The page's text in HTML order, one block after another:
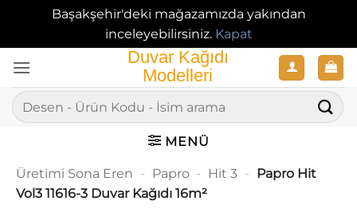
Başakşehir'deki mağazamızda yakından
inceleyebilirsiniz. Kapat
atla
Ara:
MENÜ
Üretimi Sona Eren - Papro - Hit 3 - Papro Hit
Vol3 11616-3 Duvar Kağıdı 16m²